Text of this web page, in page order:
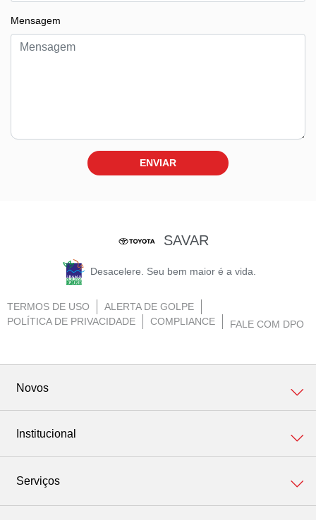
Mensagem
ENVIAR
SAVAR
Desacelere. Seu bem maior é a vida.
TERMOS DE USO
ALERTA DE GOLPE
POLÍTICA DE PRIVACIDADE
COMPLIANCE FALE COM DPO
Novos
Corolla
Yaris Cross
Institucional
Institucional
Serviços